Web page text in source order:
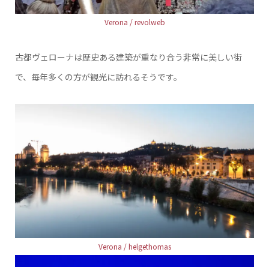
Verona / revolweb
古都ヴェローナは歴史ある建築が重なり合う非常に美しい街
で、毎年多くの方が観光に訪れるそうです。
Verona / helgethomas